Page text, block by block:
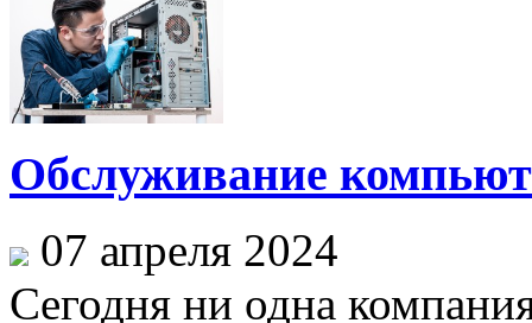
Обслуживание
07 апреля 2024
Сегодня ни одна